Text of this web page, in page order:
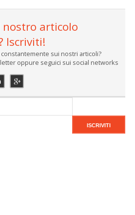
articolo
Iscriviti!
sui nostri articoli?
oppure seguici sui social networks